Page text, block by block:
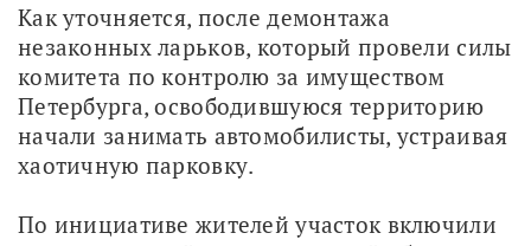
Как уточняется, после демонтажа
незаконных ларьков, который провели силы
комитета по контролю за имуществом
Петербурга, освободившуюся территорию
начали занимать автомобилисты, устраивая
хаотичную парковку.
По инициативе жителей участок включили